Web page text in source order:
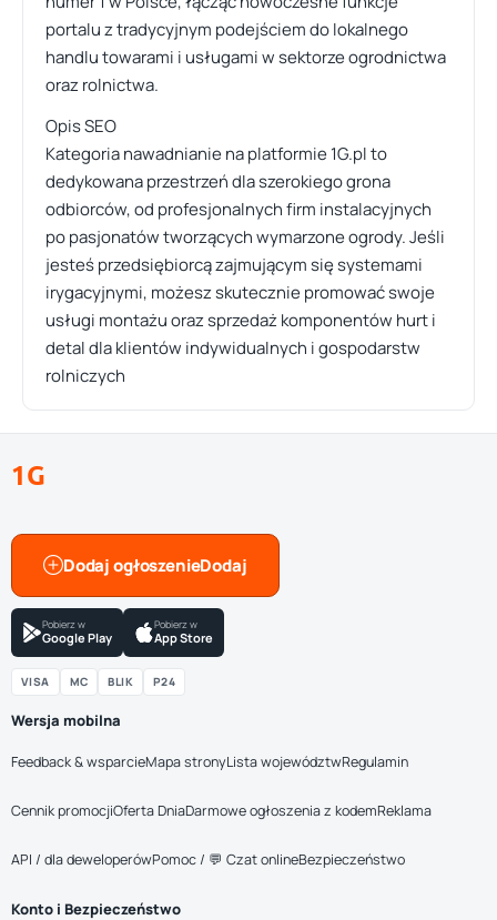
portalu z tradycyjnym podejściem do lokalnego
handlu towarami i usługami w sektorze ogrodnictwa
oraz rolnictwa.
Opis SEO
Kategoria nawadnianie na platformie 1G.pl to
dedykowana przestrzeń dla szerokiego grona
odbiorców, od profesjonalnych firm instalacyjnych
po pasjonatów tworzących wymarzone ogrody. Jeśli
jesteś przedsiębiorcą zajmującym się systemami
irygacyjnymi, możesz skutecznie promować swoje
usługi montażu oraz sprzedaż komponentów hurt i
detal dla klientów indywidualnych i gospodarstw
rolniczych
1G
Dodaj ogłoszenie
Pobierz w
Google Play
Pobierz w
App Store
VISA MC BLIK P24
Wersja mobilna
Feedback & wsparcieMapa stronyLista województwRegulamin
Cennik promocjiOferta DniaDarmowe ogłoszenia z kodemReklama
API / dla deweloperówPomoc / 💬 Czat onlineBezpieczeństwo
Konto i Bezpieczeństwo